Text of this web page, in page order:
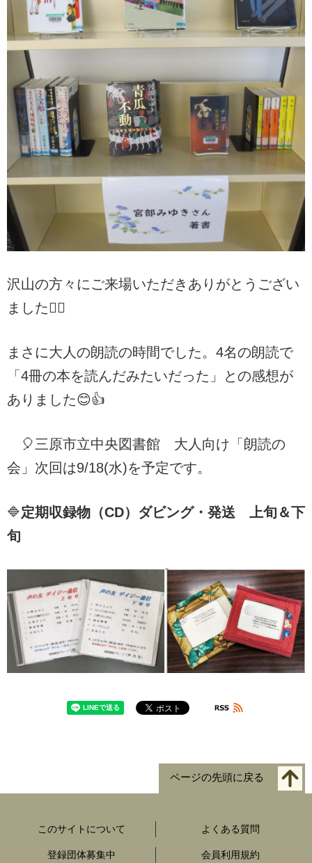
沢山の方々にご来場いただきありがとうござい
ました🙇‍♀️
まさに大人の朗読の時間でした。4名の朗読で
「4冊の本を読んだみたいだった」との感想が
ありました😊👍
🎈三原市立中央図書館 大人向け「朗読の
会」次回は9/18(水)を予定です。
🔷定期収録物（CD）ダビング・発送 上旬＆下
旬
ページの先頭に戻る
このサイトについて よくある質問
登録団体募集中 会員利用規約